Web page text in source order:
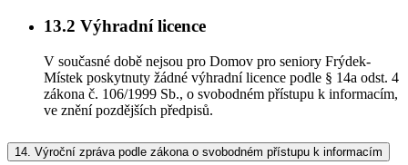
13.2 Výhradní licence
V současné době nejsou pro Domov pro seniory Frýdek-
Místek poskytnuty žádné výhradní licence podle § 14a odst. 4
zákona č. 106/1999 Sb., o svobodném přístupu k informacím,
ve znění pozdějších předpisů.
14. Výroční zpráva podle zákona o svobodném přístupu k informacím